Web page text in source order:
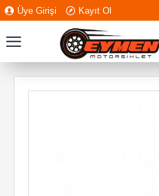
Üye Girişi Kayıt Ol